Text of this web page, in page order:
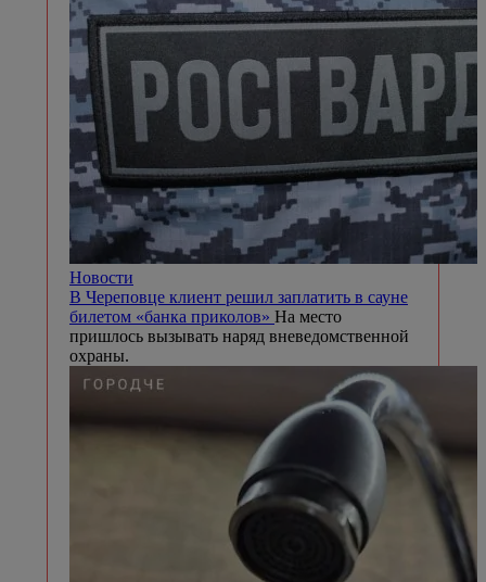
Новости
В Череповце клиент решил заплатить в сауне
билетом «банка приколов» На место
пришлось вызывать наряд вневедомственной
охраны.